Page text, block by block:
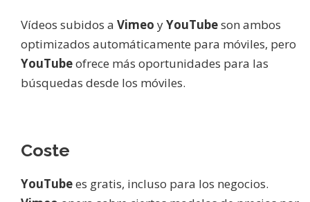
Vídeos subidos a Vimeo yYouTubeson ambos
optimizados automáticamente para móviles, pero
YouTubeofrece más oportunidades para las
búsquedas desde los móviles.
Coste
YouTubees gratis, incluso para los negocios.